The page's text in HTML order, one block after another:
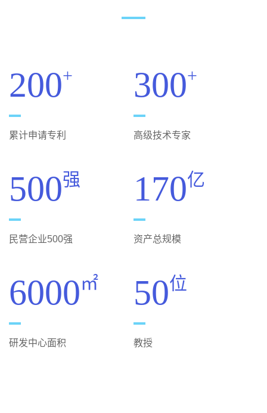
200+
累计申请专利
300+
高级技术专家
500强
民营企业500强
170亿
资产总规模
6000㎡
研发中心面积
50位
教授